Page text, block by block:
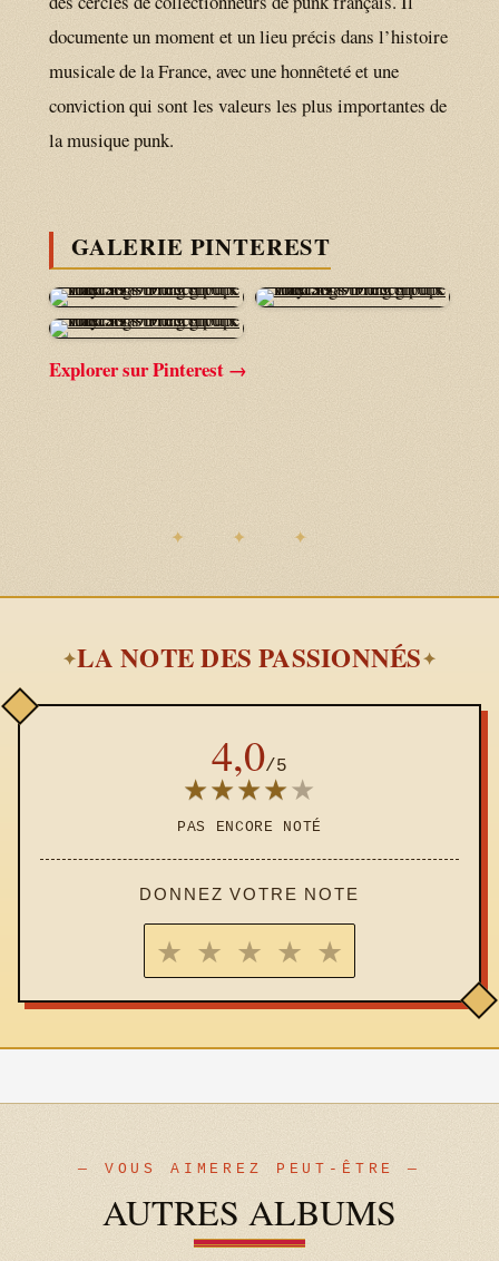
documente un moment et un lieu précis dans l’histoire
musicale de la France, avec une honnêteté et une
conviction qui sont les valeurs les plus importantes de
la musique punk.
GALERIE PINTEREST
Explorer sur Pinterest →
✦LA NOTE DES PASSIONNÉS✦
4,0/5
★★★★★
PAS ENCORE NOTÉ
DONNEZ VOTRE NOTE
★ ★ ★ ★ ★
— VOUS AIMEREZ PEUT-ÊTRE —
AUTRES ALBUMS